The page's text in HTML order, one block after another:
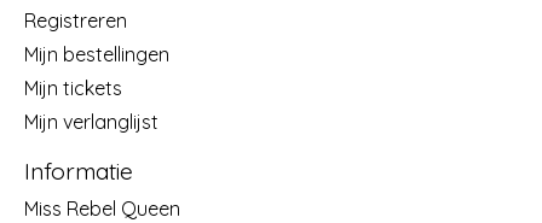
Registreren
Mijn bestellingen
Mijn tickets
Mijn verlanglijst
Informatie
Miss Rebel Queen